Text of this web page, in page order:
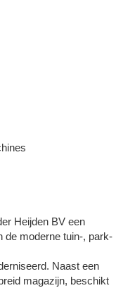
Heijden BV een
de moderne tuin-, park-
Naast een
magazijn, beschikt